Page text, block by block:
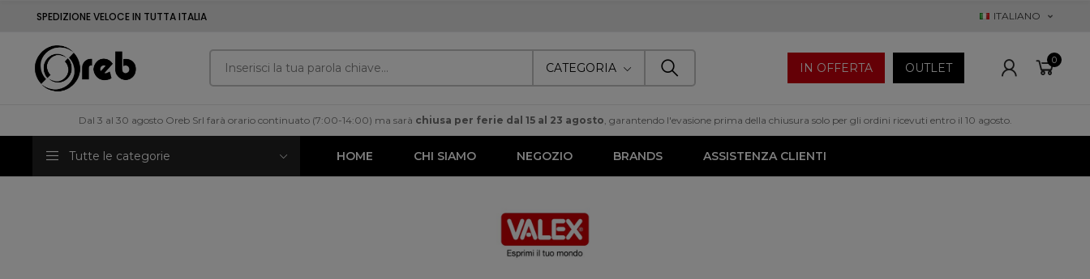
SPEDIZIONE VELOCE IN TUTTA ITALIA ITALIANO
CATEGORIA IN OFFERTA OUTLET
0
Dal 3 al 30 agosto Oreb Srl farà orario continuato (7:00-14:00) ma sarà chiusa per ferie dal 15 al 23 agosto , garantendo l'evasione prima della chiusura solo per gli ordini ricevuti entro il 10 agosto.
Tutte le categorie HOME CHI SIAMO NEGOZIO BRANDS ASSISTENZA CLIENTI